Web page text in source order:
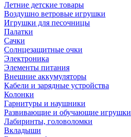
Летние детские товары
Воздушно ветровые игрушки
Игрушки для песочницы
Палатки
Сачки
Солнцезащитные очки
Электроника
Элементы питания
Внешние аккумуляторы
Кабели и зарядные устройства
Колонки
Гарнитуры и наушники
Развивающие и обучающие игрушки
Лабиринты, головоломки
Вкладыши